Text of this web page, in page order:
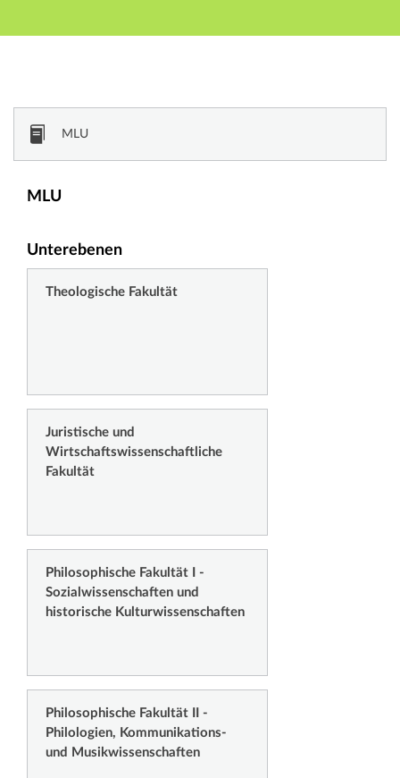
Hauptnavigation
Fußzeile
MLU
MLU
Unterebenen
Theologische Fakultät
Juristische und
Wirtschaftswissenschaftliche
Fakultät
Philosophische Fakultät I -
Sozialwissenschaften und
historische Kulturwissenschaften
Philosophische Fakultät II -
Philologien, Kommunikations-
und Musikwissenschaften